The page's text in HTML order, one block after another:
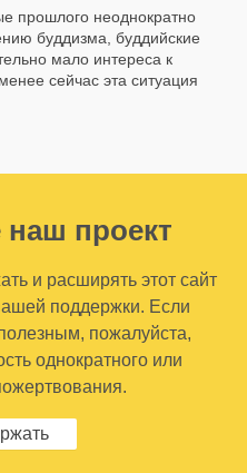
прошлого неоднократно
буддизма, буддийские
мало интереса к
сейчас эта ситуация
проект
и расширять этот сайт
поддержки. Если
пожалуйста,
однократного или